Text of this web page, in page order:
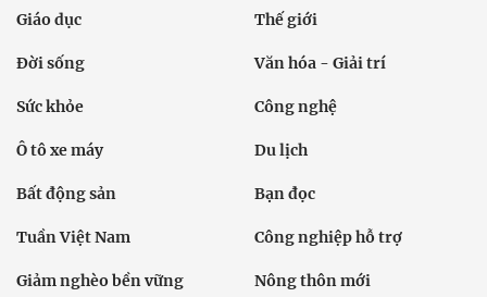
Giáo dục Thế giới
Đời sống Văn hóa - Giải trí
Sức khỏe Công nghệ
Ô tô xe máy Du lịch
Bất động sản Bạn đọc
Tuần Việt Nam Công nghiệp hỗ trợ
Giảm nghèo bền vững Nông thôn mới